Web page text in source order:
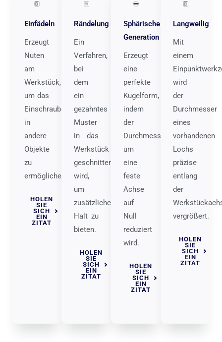
Einfädeln
Erzeugt
Nuten
am
Werkstück,
um das
Einschrauben
in
andere
Objekte
zu
ermöglichen.
HOLEN
SIE
SICH
EIN
ZITAT
Rändelung
Ein
Verfahren,
bei
dem
ein
gezahntes
Muster
in das
Werkstück
geschnitten
wird,
um
zusätzlichen
Halt zu
bieten.
HOLEN
SIE
SICH
EIN
ZITAT
Sphärische
Generation
Erzeugt
eine
perfekte
Kugelform,
indem
der
Durchmesser
um
eine
feste
Achse
auf
Null
reduziert
wird.
HOLEN
SIE
SICH
EIN
ZITAT
Langweilig
Mit
einem
wird
der
Durchmesser
eines
vorhandenen
Lochs
präzise
entlang
der
vergrößert.
HOLEN
SIE
SICH
EIN
ZITAT